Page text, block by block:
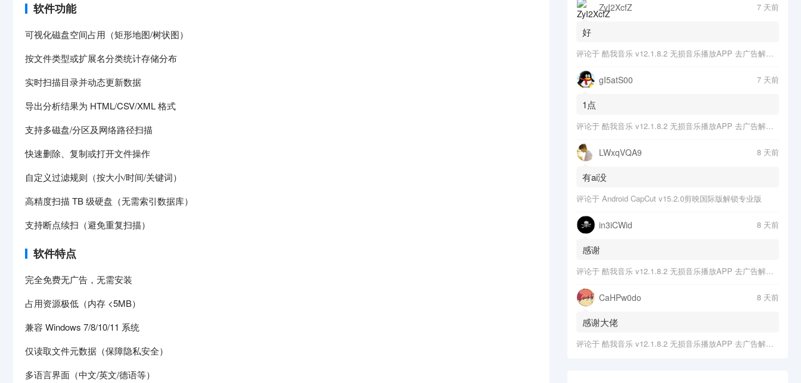
软件功能
可视化磁盘空间占用（矩形地图/树状图）
按文件类型或扩展名分类统计存储分布
实时扫描目录并动态更新数据
导出分析结果为 HTML/CSV/XML 格式
支持多磁盘/分区及网络路径扫描
快速删除、复制或打开文件操作
自定义过滤规则（按大小/时间/关键词）
高精度扫描 TB 级硬盘（无需索引数据库）
支持断点续扫（避免重复扫描）
软件特点
完全免费无广告，无需安装
占用资源极低（内存 <5MB）
兼容 Windows 7/8/10/11 系统
仅读取文件元数据（保障隐私安全）
多语言界面（中文/英文/德语等）
ZyI2XcfZ 7 天前
好
评论于 酷我音乐 v12.1.8.2 无损音乐播放APP 去广告解锁会员版
gI5atS00 7 天前
1点
评论于 酷我音乐 v12.1.8.2 无损音乐播放APP 去广告解锁会员版
LWxqVQA9 8 天前
有ai没
评论于 Android CapCut v15.2.0剪映国际版解锁专业版
in3iCWid 8 天前
感谢
评论于 酷我音乐 v12.1.8.2 无损音乐播放APP 去广告解锁会员版
CaHPw0do 8 天前
感谢大佬
评论于 酷我音乐 v12.1.8.2 无损音乐播放APP 去广告解锁会员版